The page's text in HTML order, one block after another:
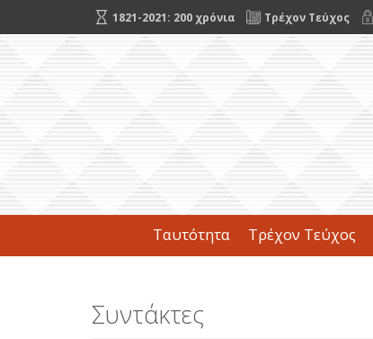
1821-2021: 200 χρόνια Τρέχον Τεύχος
Ταυτότητα Τρέχον Τεύχος
Συντάκτες